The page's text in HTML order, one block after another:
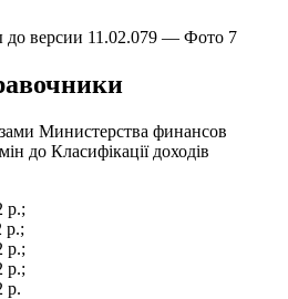
Министерства финансов
до Класифікації доходів
р.;
р.;
р.;
р.;
р.